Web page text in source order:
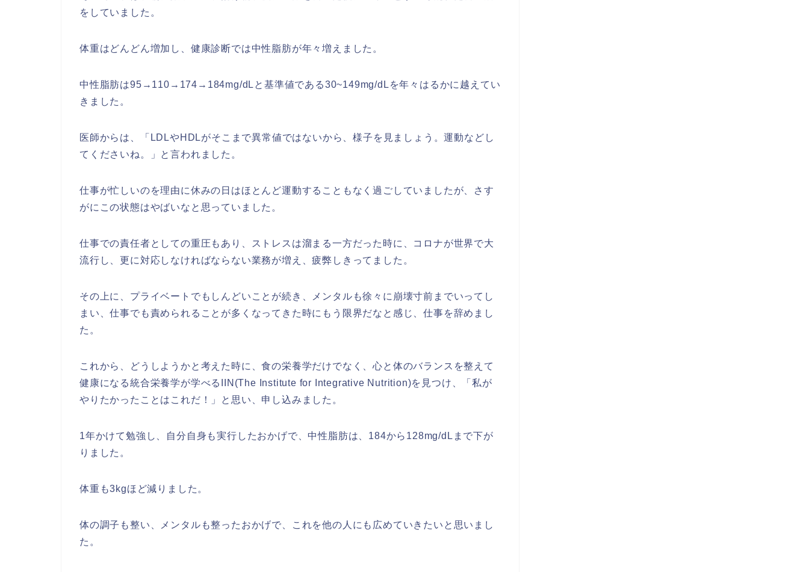
をしていました。
体重はどんどん増加し、健康診断では中性脂肪が年々増えました。
中性脂肪は95→110→174→184mg/dLと基準値である30~149mg/dLを年々はるかに越えてい
きました。
医師からは、「LDLやHDLがそこまで異常値ではないから、様子を見ましょう。運動などし
てくださいね。」と言われました。
仕事が忙しいのを理由に休みの日はほとんど運動することもなく過ごしていましたが、さす
がにこの状態はやばいなと思っていました。
仕事での責任者としての重圧もあり、ストレスは溜まる一方だった時に、コロナが世界で大
流行し、更に対応しなければならない業務が増え、疲弊しきってました。
その上に、プライベートでもしんどいことが続き、メンタルも徐々に崩壊寸前までいってし
まい、仕事でも責められることが多くなってきた時にもう限界だなと感じ、仕事を辞めまし
た。
これから、どうしようかと考えた時に、食の栄養学だけでなく、心と体のバランスを整えて
健康になる統合栄養学が学べるIIN(The Institute for Integrative Nutrition)を見つけ、「私が
やりたかったことはこれだ！」と思い、申し込みました。
1年かけて勉強し、自分自身も実行したおかげで、中性脂肪は、184から128mg/dLまで下が
りました。
体重も3kgほど減りました。
体の調子も整い、メンタルも整ったおかげで、これを他の人にも広めていきたいと思いまし
た。